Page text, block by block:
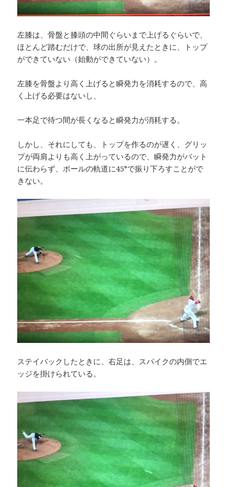
左膝は、骨盤と膝頭の中間ぐらいまで上げるぐらいで、
ほとんど踏むだけで、球の出所が見えたときに、トップ
ができていない（始動ができていない）。
左膝を骨盤より高く上げると瞬発力を消耗するので、高
く上げる必要はないし、
一本足で待つ間が長くなると瞬発力が消耗する。
しかし、それにしても、トップを作るのが遅く、グリッ
プが両肩よりも高く上がっているので、瞬発力がバット
に伝わらず、ボールの軌道に45°で振り下ろすことがで
きない。
ステイバックしたときに、右足は、スパイクの内側でエ
ッジを掛けられている。